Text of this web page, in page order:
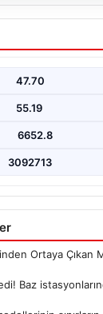
görülmedi!
2 milyonluk
47.70
55.19
6652.8
3092713
Ortaya Çıkan
Baz